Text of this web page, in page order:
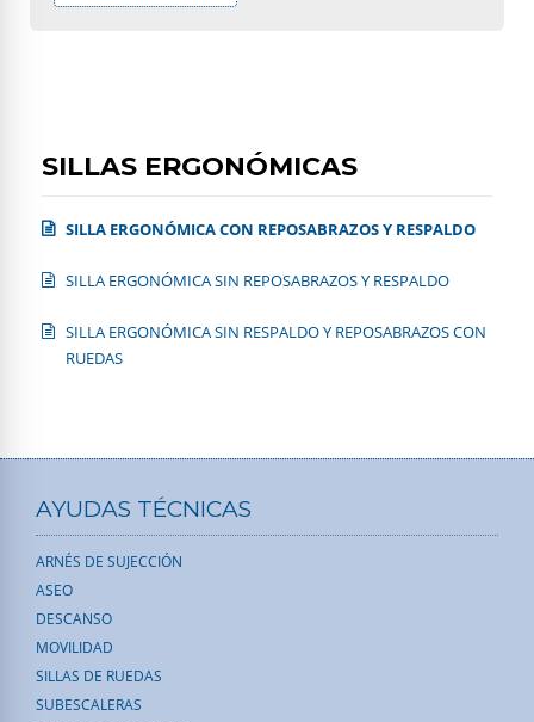
SILLAS ERGONÓMICAS
SILLA ERGONÓMICA CON REPOSABRAZOS Y RESPALDO
SILLA ERGONÓMICA SIN REPOSABRAZOS Y RESPALDO
SILLA ERGONÓMICA SIN RESPALDO Y REPOSABRAZOS CON
RUEDAS
AYUDAS TÉCNICAS
ARNÉS DE SUJECCIÓN
ASEO
DESCANSO
MOVILIDAD
SILLAS DE RUEDAS
SUBESCALERAS